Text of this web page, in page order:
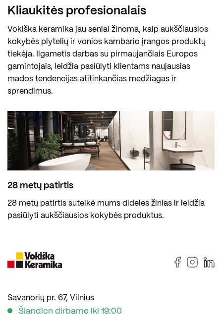
Kliaukitės profesionalais
Vokiška keramika jau seniai žinoma, kaip aukščiausios
kokybės plytelių ir vonios kambario įrangos produktų
tiekėja. Ilgametis darbas su pirmaujančiais Europos
gamintojais, leidžia pasiūlyti klientams naujausias
mados tendencijas atitinkančias medžiagas ir
sprendimus.
28 metų patirtis
28 metų patirtis suteikė mums dideles žinias ir leidžia
pasiūlyti aukščiausios kokybės produktus.
Savanorių pr. 67, Vilnius
Šiandien dirbame iki 19:00